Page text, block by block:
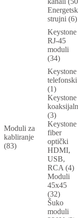
strujni (6)
Moduli za
kabliranje
(83)
Keystone
RJ-45
moduli
(34)
Keystone
telefonski
(1)
Keystone
(3)
Keystone
fiber
optički
HDMI,
USB,
RCA (4)
Moduli
45x45
(32)
Šuko
moduli